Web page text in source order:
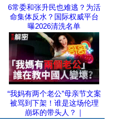
6常委和张升民也难逃？为活
命集体反水？国际权威平台
曝2026清洗名单
“我妈有两个老公”母亲节文案
被骂到下架！谁是这场伦理
崩坏的带头人？｜